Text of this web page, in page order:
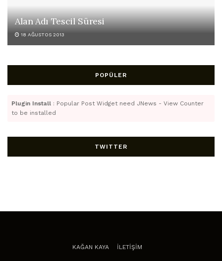
Alan Adı Tescil Süresi
18 AĞUSTOS 2013
POPÜLER
Plugin Install : Popular Post Widget need JNews - View Counter
to be installed
TWITTER
KAĞAN KAYA İLETİŞİM